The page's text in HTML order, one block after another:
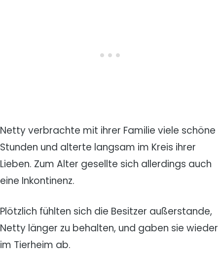
Netty verbrachte mit ihrer Familie viele schöne
Stunden und alterte langsam im Kreis ihrer
Lieben. Zum Alter gesellte sich allerdings auch
eine Inkontinenz.
Plötzlich fühlten sich die Besitzer außerstande,
Netty länger zu behalten, und gaben sie wieder
im Tierheim ab.